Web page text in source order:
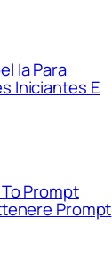
Ia Para
Iniciantes E
Prompt
Prompt